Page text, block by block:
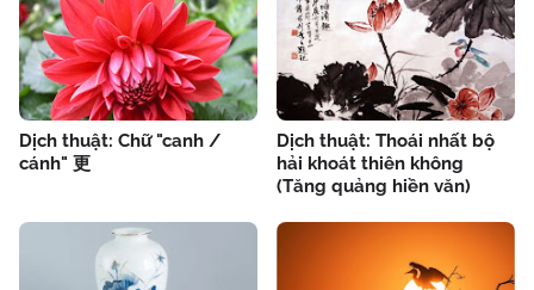
Dịch thuật: Chữ "canh /
cánh" 更
Dịch thuật: Thoái nhất bộ
hải khoát thiên không
(Tăng quảng hiền văn)